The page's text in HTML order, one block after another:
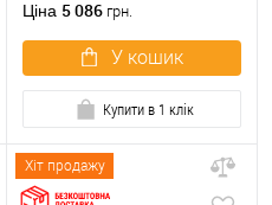
Ціна 5 086 грн.
У кошик
Купити в 1 клік
Хіт продажу